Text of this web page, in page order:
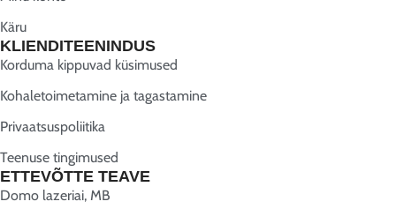
Käru
KLIENDITEENINDUS
Korduma kippuvad küsimused
Kohaletoimetamine ja tagastamine
Privaatsuspoliitika
Teenuse tingimused
ETTEVÕTTE TEAVE
Domo lazeriai, MB